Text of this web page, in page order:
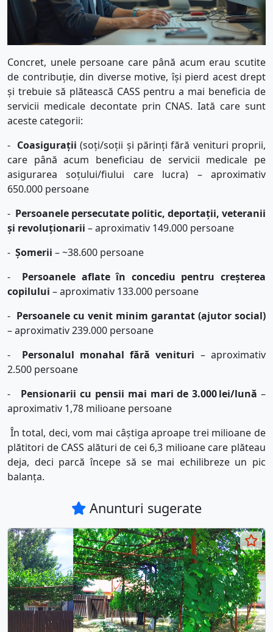
Concret, unele persoane care până acum erau scutite
de contribuție, din diverse motive, își pierd acest drept
și trebuie să plătească CASS pentru a mai beneficia de
servicii medicale decontate prin CNAS. Iată care sunt
aceste categorii:
- Coasigurații (soți/soții și părinți fără venituri proprii,
care până acum beneficiau de servicii medicale pe
asigurarea soțului/fiului care lucra) – aproximativ
650.000 persoane
- Persoanele persecutate politic, deportații, veteranii
și revoluționarii – aproximativ 149.000 persoane
- Șomerii – ~38.600 persoane
- Persoanele aflate în concediu pentru creșterea
copilului – aproximativ 133.000 persoane
- Persoanele cu venit minim garantat (ajutor social)
– aproximativ 239.000 persoane
- Personalul monahal fără venituri – aproximativ
2.500 persoane
- Pensionarii cu pensii mai mari de 3.000lei/lună –
aproximativ 1,78 milioane persoane
În total, deci, vom mai câștiga aproape trei milioane de
plătitori de CASS alături de cei 6,3 milioane care plăteau
deja, deci parcă începe să se mai echilibreze un pic
balanța.
Anunturi sugerate